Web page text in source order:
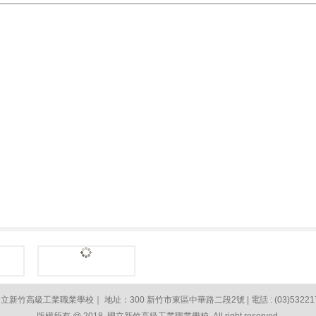
新竹高級工業職業學校｜ 地址：300 新竹市東區中華路二段2號 | 電話 :